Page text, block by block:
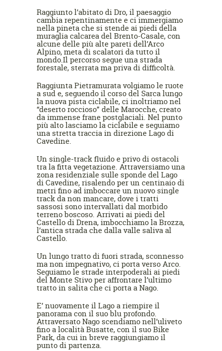
Raggiunto l’abitato di Dro, il paesaggio
cambia repentinamente e ci immergiamo
nella pineta che si stende ai piedi della
muraglia calcarea del Brento-Casale, con
alcune delle più alte pareti dell’Arco
Alpino, meta di scalatori da tutto il
mondo.Il percorso segue una strada
forestale, sterrata ma priva di difficoltà.
Raggiunta Pietramurata volgiamo le ruote
a sud e, seguendo il corso del Sarca lungo
la nuova pista ciclabile, ci inoltriamo nel
“deserto roccioso” delle Marocche, creato
da immense frane postglaciali. Nel punto
più alto lasciamo la ciclabile e seguiamo
una stretta traccia in direzione Lago di
Cavedine.
Un single-track fluido e privo di ostacoli
tra la fitta vegetazione. Attraversiamo una
zona residenziale sulle sponde del Lago
di Cavedine, risalendo per un centinaio di
metri fino ad imboccare un nuovo single
track da non mancare, dove i tratti
sassosi sono intervallati dal morbido
terreno boscoso. Arrivati ai piedi del
Castello di Drena, imbocchiamo la Brozza,
l’antica strada che dalla valle saliva al
Castello.
Un lungo tratto di fuori strada, sconnesso
ma non impegnativo, ci porta verso Arco.
Seguiamo le strade interpoderali ai piedi
del Monte Stivo per affrontare l’ultimo
tratto in salita che ci porta a Nago.
E’ nuovamente il Lago a riempire il
panorama con il suo blu profondo.
Attraversato Nago scendiamo nell’uliveto
fino a località Busatte, con il suo Bike
Park, da cui in breve raggiungiamo il
punto di partenza.